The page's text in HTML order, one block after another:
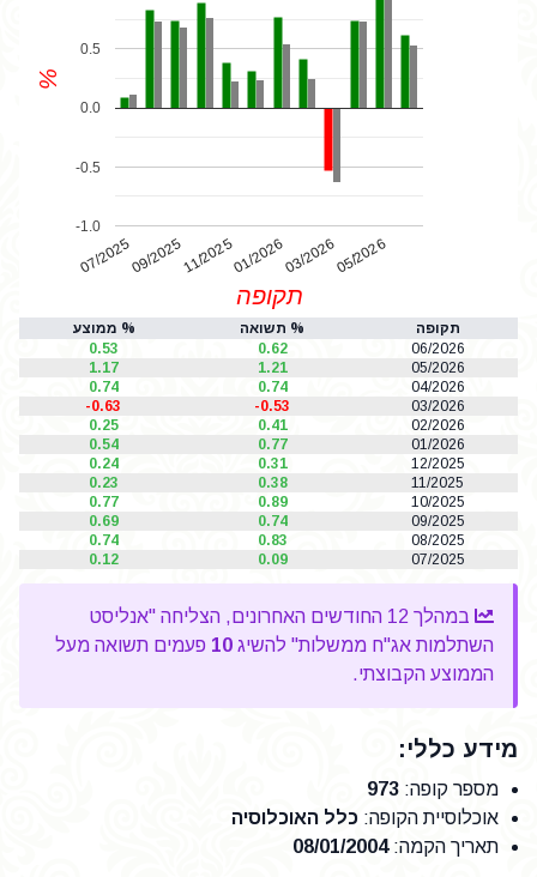
07/202509/202511/202501/202603/202605/2026
-1.0
-0.5
0.0
0.5
תקופה
%
תקופה % תשואה
% ממוצע
06/2026
0.62
0.53
05/2026
1.21
1.17
04/2026
0.74
0.74
03/2026
-0.53
-0.63
02/2026
0.41
0.25
01/2026
0.77
0.54
12/2025
0.31
0.24
11/2025
0.38
0.23
10/2025
0.89
0.77
09/2025
0.74
0.69
08/2025
0.83
0.74
07/2025
0.09
0.12
במהלך 12 החודשים האחרונים, הצליחה "אנליסט
השתלמות אג"ח ממשלות" להשיג 10 פעמים תשואה מעל
הממוצע הקבוצתי.
מידע כללי:
מספר קופה:
973
אוכלוסיית הקופה: כלל האוכלוסיה
תאריך הקמה:
08/01/2004